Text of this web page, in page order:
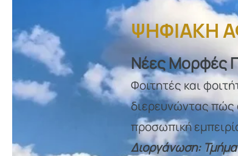
ΨΗΦΙΑΚΗ
Νέες Μορφές
Φοιτητές και
διερευνώντας πώς
προσωπική
Διοργάνωση: